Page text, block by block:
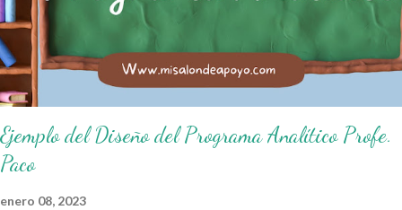
higiene personal. 3. Levanto la mano para hablar. 4. Pido permiso para
ir al baño 5. Deposito la basura en su lugar. 6. Cumplo con mis útiles
esc...
Ejemplo del Diseño del Programa Analítico Profe.
Paco
enero 08, 2023